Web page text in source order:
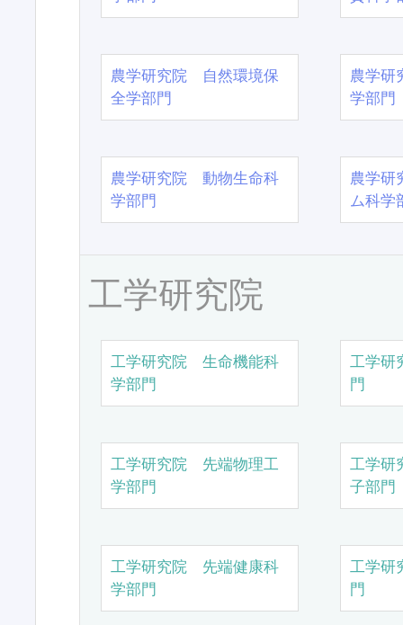
農学研究院 自然環境保
全学部門
農学
学部門
農学研究院 動物生命科
学部門
農学
ム科学
工学研究院
工学研究院 生命機能科
学部門
工学研
門
工学研究院 先端物理工
学部門
工学研
子部門
工学研究院 先端健康科
学部門
工学研
門